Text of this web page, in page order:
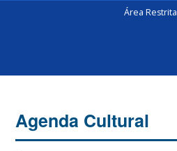
Área Restrita
Agenda Cultural